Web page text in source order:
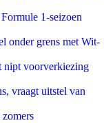
1-seizoen
onder grens met Wit-
nipt voorverkiezing
vraagt uitstel van